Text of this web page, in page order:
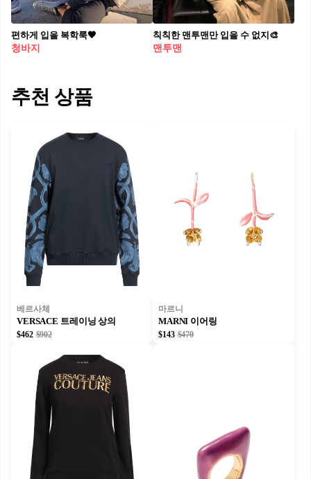
편하게 입을 복학룩🖤
청바지
칙칙한 맨투맨만 입을 수 없지🎨
맨투맨
추천 상품
베르사체
VERSACE 트레이닝 상의
$462 $902
마르니
MARNI 이어링
$143 $470